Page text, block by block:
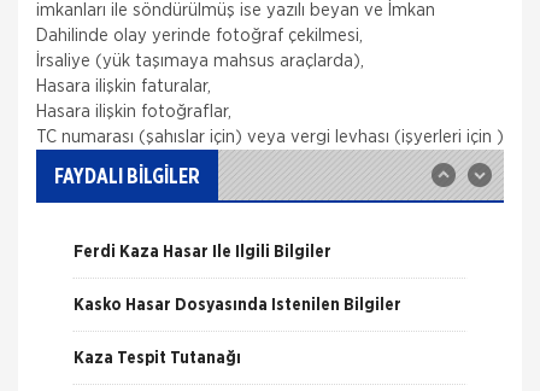
imkanları ile söndürülmüş ise yazılı beyan ve İmkan
Dahilinde olay yerinde fotoğraf çekilmesi,
İrsaliye (yük taşımaya mahsus araçlarda),
Hasara ilişkin faturalar,
Hasara ilişkin fotoğraflar,
TC numarası (şahıslar için) veya vergi levhası (işyerleri için )
FAYDALI BİLGİLER
Nakliye Hasarı İçin Gerekli Bilgiler
ONLİNE Dask Prim Hesaplama
Trafik Hasarı için Gerekli Bilgiler
Yangın Hasarı ile ilgili Bilgiler
Ferdi Kaza Hasar İle İlgili Bilgiler
Kasko Hasar Dosyasında İstenilen Bilgiler
Kaza Tespit Tutanağı
Fare Kasko Kapsamında